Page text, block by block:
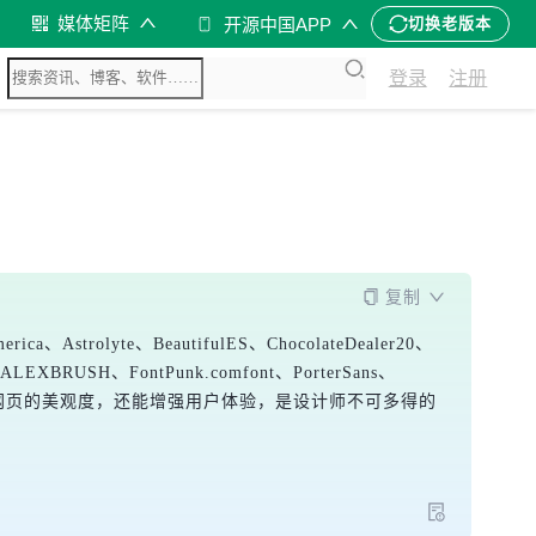
媒体矩阵 开源中国APP 切换老版本
登录 注册
复制
、Astrolyte、BeautifulES、ChocolateDealer20、
、FontPunk.comfont、PorterSans、
的美观度，还能增强用户体验，是设计师不可多得的